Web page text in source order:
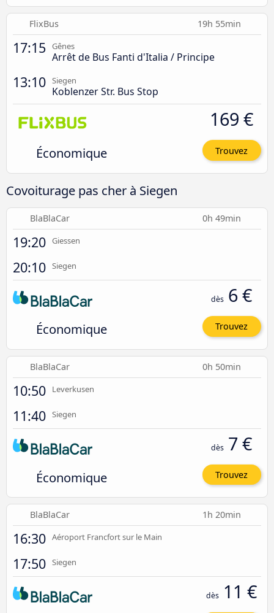
FlixBus 19h 55min
17:15 Gênes
Arrêt de Bus Fanti d'Italia / Principe
13:10 Siegen
Koblenzer Str. Bus Stop
Économique
169 €
Trouvez
Covoiturage pas cher à Siegen
BlaBlaCar 0h 49min
19:20 Giessen
20:10 Siegen
Économique
dès 6 €
Trouvez
BlaBlaCar 0h 50min
10:50 Leverkusen
11:40 Siegen
Économique
dès 7 €
Trouvez
BlaBlaCar 1h 20min
16:30 Aéroport Francfort sur le Main
17:50 Siegen
dès 11 €